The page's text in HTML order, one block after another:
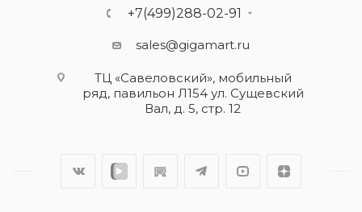
+7(499)288-02-91
sales@gigamart.ru
ТЦ «Савеловский», мобильный
ряд, павильон Л154 ул. Сущевский
Вал, д. 5, стр. 12